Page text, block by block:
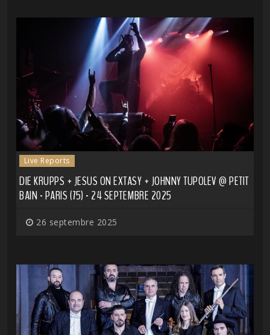
Live Reports
DIE KRUPPS + JESUS ON EXTASY + JOHNNY TUPOLEV @ PETIT
BAIN - PARIS (75) - 24 SEPTEMBRE 2025
26 septembre 2025